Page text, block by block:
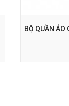
BỘ QUẦN ÁO